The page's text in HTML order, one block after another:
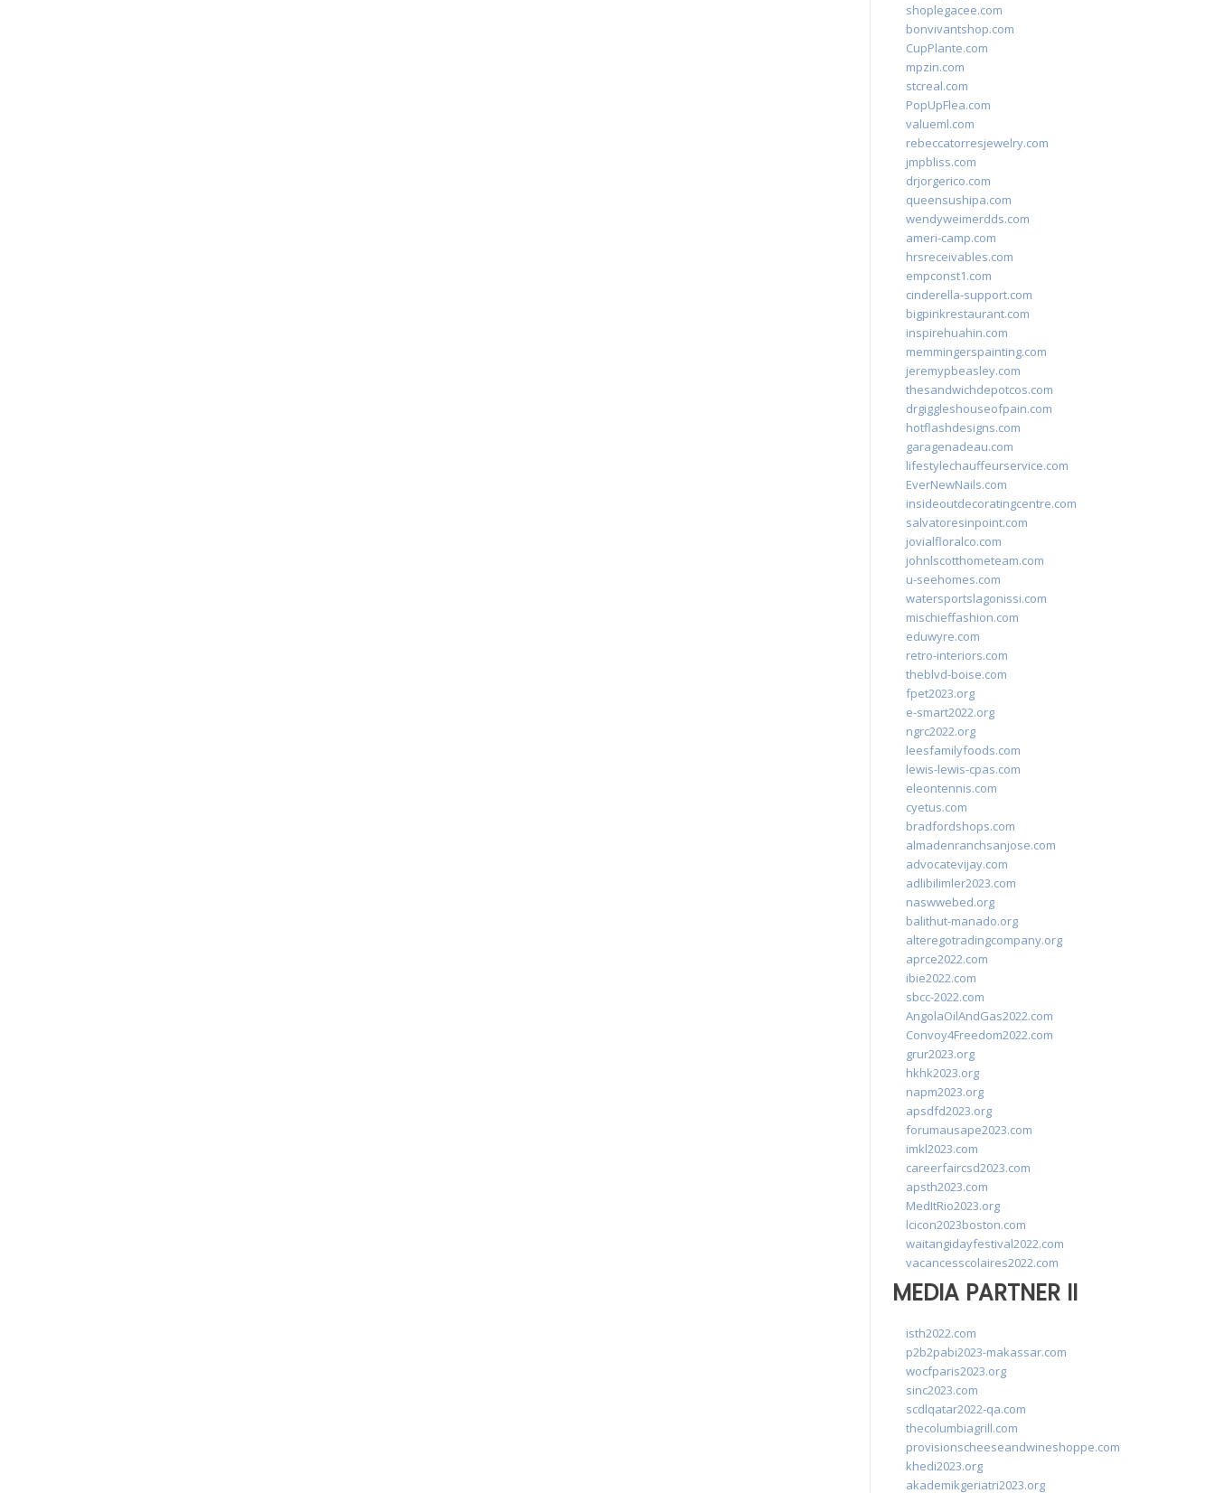
shoplegacee.com
bonvivantshop.com
CupPlante.com
mpzin.com
stcreal.com
PopUpFlea.com
valueml.com
rebeccatorresjewelry.com
jmpbliss.com
drjorgerico.com
queensushipa.com
wendyweimerdds.com
ameri-camp.com
hrsreceivables.com
empconst1.com
cinderella-support.com
bigpinkrestaurant.com
inspirehuahin.com
memmingerspainting.com
jeremypbeasley.com
thesandwichdepotcos.com
drgiggleshouseofpain.com
hotflashdesigns.com
garagenadeau.com
lifestylechauffeurservice.com
EverNewNails.com
insideoutdecoratingcentre.com
salvatoresinpoint.com
jovialfloralco.com
johnlscotthometeam.com
u-seehomes.com
watersportslagonissi.com
mischieffashion.com
eduwyre.com
retro-interiors.com
theblvd-boise.com
fpet2023.org
e-smart2022.org
ngrc2022.org
leesfamilyfoods.com
lewis-lewis-cpas.com
eleontennis.com
cyetus.com
bradfordshops.com
almadenranchsanjose.com
advocatevijay.com
adlibilimler2023.com
naswwebed.org
balithut-manado.org
alteregotradingcompany.org
aprce2022.com
ibie2022.com
sbcc-2022.com
AngolaOilAndGas2022.com
Convoy4Freedom2022.com
grur2023.org
hkhk2023.org
napm2023.org
apsdfd2023.org
forumausape2023.com
imkl2023.com
careerfaircsd2023.com
apsth2023.com
MedItRio2023.org
lcicon2023boston.com
waitangidayfestival2022.com
vacancesscolaires2022.com
MEDIA PARTNER II
isth2022.com
p2b2pabi2023-makassar.com
wocfparis2023.org
sinc2023.com
scdlqatar2022-qa.com
thecolumbiagrill.com
provisionscheeseandwineshoppe.com
khedi2023.org
akademikgeriatri2023.org